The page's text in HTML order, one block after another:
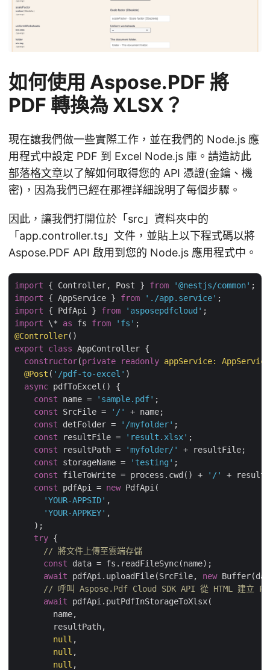
如何使用 Aspose.PDF 將
PDF 轉換為 XLSX？
現在讓我們做一些實際工作，並在我們的 Node.js 應
用程式中設定 PDF 到 Excel Node.js 庫。請造訪此
部落格文章以了解如何取得您的 API 憑證(金鑰、機
密)，因為我們已經在那裡詳細說明了每個步驟。
因此，讓我們打開位於「src」資料夾中的
「app.controller.ts」文件，並貼上以下程式碼以將
Aspose.PDF API 啟用到您的 Node.js 應用程式中。
import { Controller, Post } from '@nestjs/common'
import { AppService } from './app.service'
import { PdfApi } from 'asposepdfcloud'
import \* as fs from 'fs'
@Controller
export
class AppController {
constructor(private readonly appService: AppService
@Post ( '/pdf-to-excel' )
async pdfToExcel() {
const name = 'sample.pdf' ;
const SrcFile = '/'
+ name;
const detFolder = '/myfolder' ;
const resultFile = 'result.xlsx' ;
const resultPath = 'myfolder/'
+ resultFile;
const storageName = 'testing' ;
const fileToWrite = process.cwd() + '/'
+
const pdfApi = new PdfApi(
'YOUR-APPSID' ,
'YOUR-APPKEY' ,
    );
try {
// 將文件上傳至雲端存儲
const data = fs.readFileSync(name);
await pdfApi.uploadFile(SrcFile, new
// 呼叫 Aspose.Pdf Cloud SDK API 從 HTML 建立
await pdfApi.putPdfInStorageToXlsx(
        name,
        resultPath,
null ,
null ,
null ,